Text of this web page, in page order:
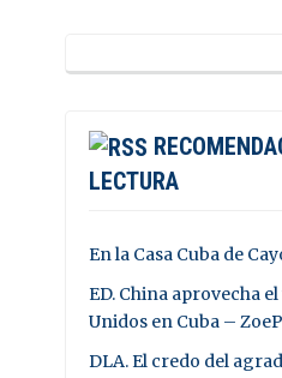
LECTURA
En la Casa Cuba de
ED. China aprovecha
Unidos en Cuba –
DLA. El credo del